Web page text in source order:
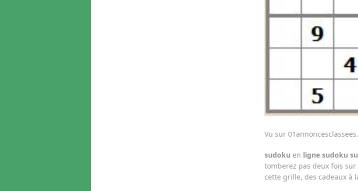
Vu sur
sudoku en ligne sudoku
tomberez pas deux fois
cette grille, des cadeaux à